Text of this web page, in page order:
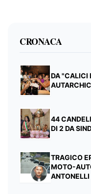
CRONACA
DA "CALICI
44
DI 2 DA
TRAGICO
MOTO-
ANTONELLI